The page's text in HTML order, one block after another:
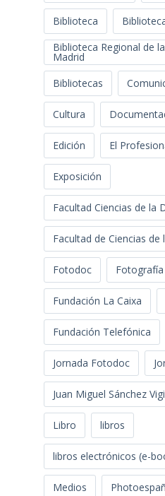
Biblioteca
Biblioteca Regional de
Madrid
Bibliotecas
Cultura
Edición El
Exposición
Facultad Ciencias de la
Facultad de Ciencias
Fotodoc Fotografía
Fundación La Caixa
Fundación Telefónica
Jornada Fotodoc
Juan Miguel Sánchez
Libro libros
libros electrónicos (e-
Medios